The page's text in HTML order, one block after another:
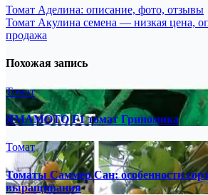
Навигация
по
Томат Аделина: описание, фото, отзывы
Томат Акулина семена — низкая цена,
продажа
Похожая запись
Томат
ЯМАМОТО F1 томат Гриномика
Томат
Томаты Саммер Сан: особенности
выращивания